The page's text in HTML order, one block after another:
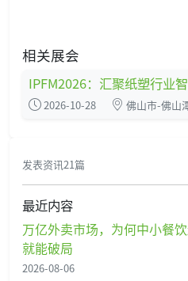
相关展会
IPFM2026：汇聚纸塑行业
2026-10-28 佛山市-佛山
发表资讯21篇
最近内容
万亿外卖市场，为何中小餐
就能破局
2026-08-06